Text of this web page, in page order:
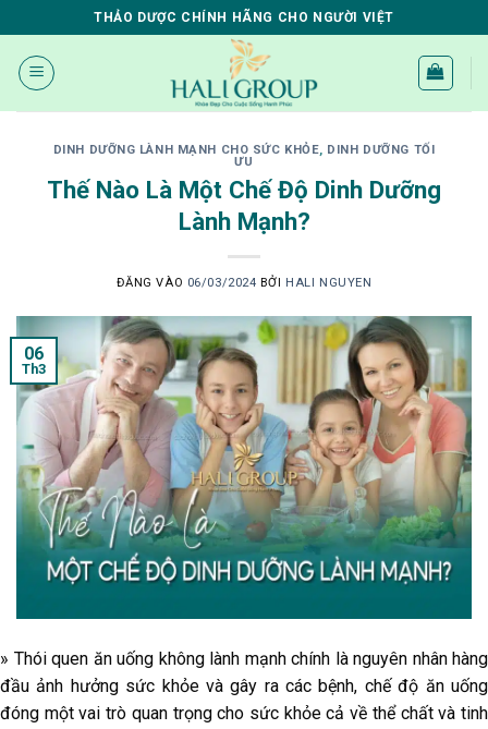
qua
nội
dung
THẢO DƯỢC CHÍNH HÃNG CHO NGƯỜI VIỆT
DINH DƯỠNG LÀNH MẠNH CHO SỨC KHỎE, DINH DƯỠNG TỐI
ƯU
Thế Nào Là Một Chế Độ Dinh Dưỡng
Lành Mạnh?
ĐĂNG VÀO 06/03/2024 BỞI HALI NGUYEN
06
Th3
» Thói quen ăn uống không lành mạnh chính là nguyên nhân hàng
đầu ảnh hưởng sức khỏe và gây ra các bệnh, chế độ ăn uống
đóng một vai trò quan trọng cho sức khỏe cả về thể chất và tinh